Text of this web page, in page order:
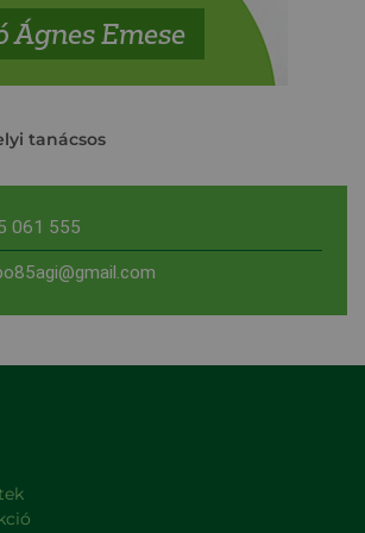
Ágnes Emese
tanácsos
061 555